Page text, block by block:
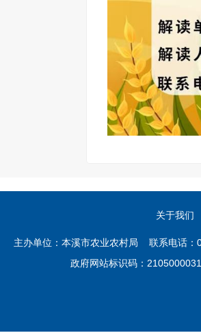
关于我们
主办单位：本溪市农业农村局 联系电话
政府网站标识码：